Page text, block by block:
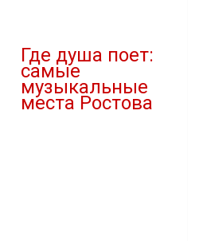
Где душа поет:
самые
музыкальные
места Ростова